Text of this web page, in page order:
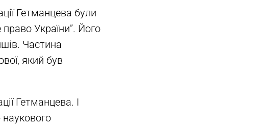
Гетманцева були
України”. Його
Частина
який був
Гетманцева. І